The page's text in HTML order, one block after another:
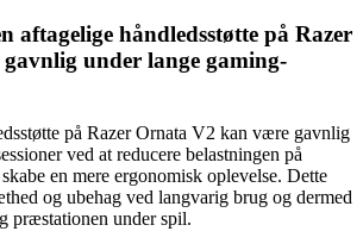
aftagelige håndledsstøtte på Razer
under lange gaming-
på Razer Ornata V2 kan være gavnlig
ved at reducere belastningen på
en mere ergonomisk oplevelse. Dette
og ubehag ved langvarig brug og dermed
præstationen under spil.